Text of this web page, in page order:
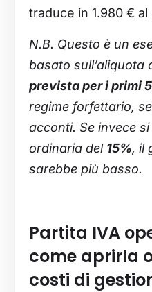
traduce in 1.980 € al
N.B. Questo è un
basato sull’aliquota
prevista per i primi
regime forfettario,
acconti. Se invece
ordinaria del 15%, il
sarebbe più basso.
Partita IVA
come aprirla
costi di